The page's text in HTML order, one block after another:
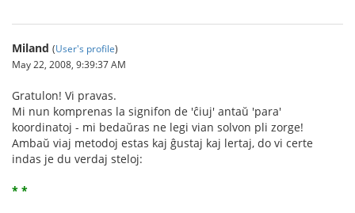
Miland (User's profile)
May 22, 2008, 9:39:37 AM
Gratulon! Vi pravas.
Mi nun komprenas la signifon de 'ĉiuj' antaŭ 'para'
koordinatoj - mi bedaŭras ne legi vian solvon pli zorge!
Ambaŭ viaj metodoj estas kaj ĝustaj kaj lertaj, do vi certe
indas je du verdaj steloj:
* *